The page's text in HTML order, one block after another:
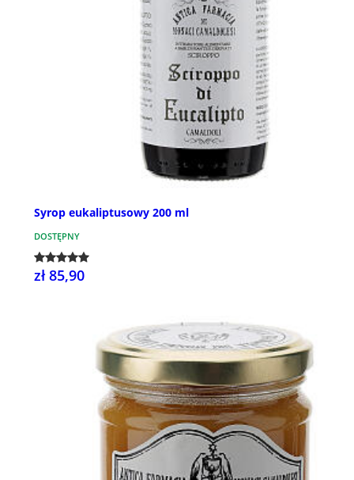
Syrop eukaliptusowy 200 ml
DOSTĘPNY
zł 85,90